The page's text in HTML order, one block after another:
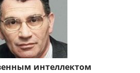
интеллектом